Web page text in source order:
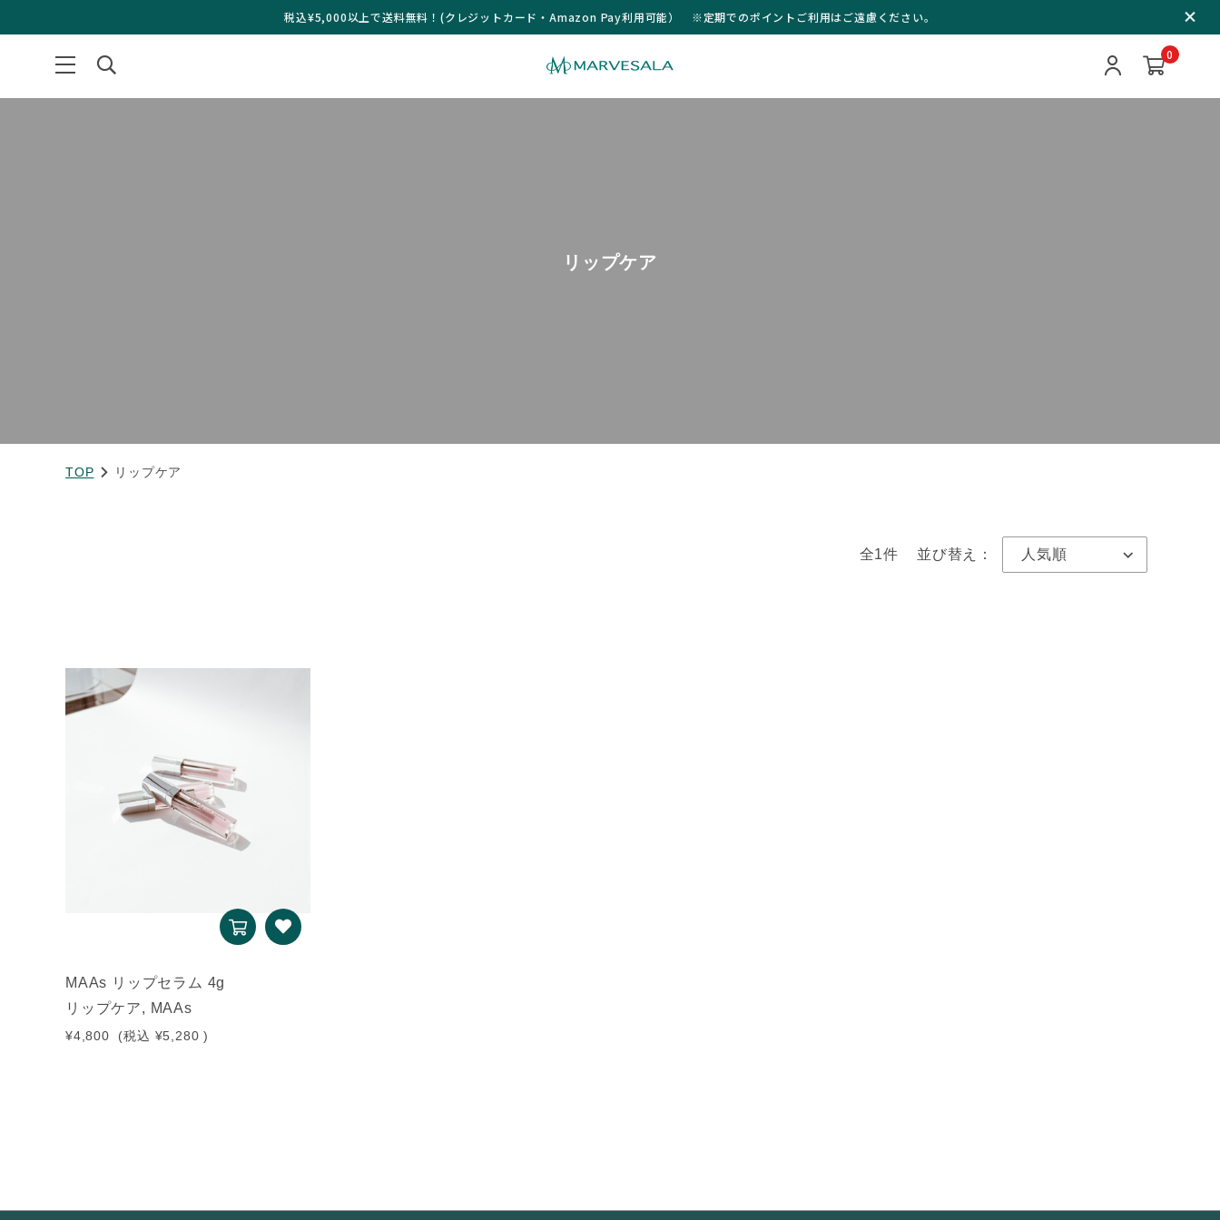
税込¥5,000以上で送料無料！(クレジットカード・Amazon Pay利用可能） ※定期でのポイントご利用はご遠慮ください。
0
リップケア
TOP リップケア
全1件 並び替え：
MAAs リップセラム 4g
リップケア, MAAs
¥4,800 (税込 ¥5,280 )